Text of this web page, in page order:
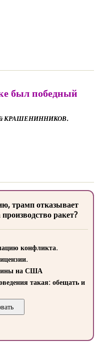
был победный
КРАШЕНИННИКОВ.
трамп отказывает
ракет?
конфликта.
на США
такая: обещать и